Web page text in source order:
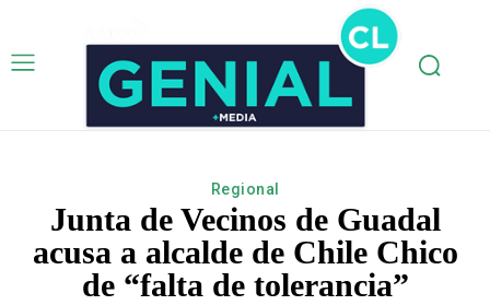
Regional
Junta de Vecinos de Guadal
acusa a alcalde de Chile Chico
de “falta de tolerancia”